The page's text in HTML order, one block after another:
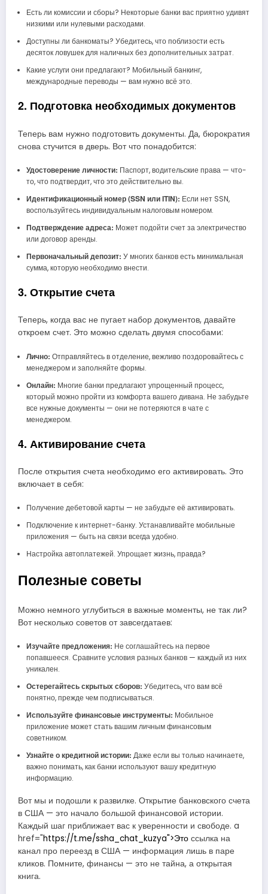
Есть ли комиссии и сборы? Некоторые банки вас приятно удивят
низкими или нулевыми расходами.
Доступны ли банкоматы? Убедитесь, что поблизости есть
десяток ловушек для наличных без дополнительных затрат.
Какие услуги они предлагают? Мобильный банкинг,
международные переводы — вам нужно всё это.
2. Подготовка необходимых документов
Теперь вам нужно подготовить документы. Да, бюрократия
снова стучится в дверь. Вот что понадобится:
Удостоверение личности: Паспорт, водительские права — что-
то, что подтвердит, что это действительно вы.
Идентификационный номер (SSN или ITIN): Если нет SSN,
воспользуйтесь индивидуальным налоговым номером.
Подтверждение адреса: Может подойти счет за электричество
или договор аренды.
Первоначальный депозит: У многих банков есть минимальная
сумма, которую необходимо внести.
3. Открытие счета
Теперь, когда вас не пугает набор документов, давайте
откроем счет. Это можно сделать двумя способами:
Лично: Отправляйтесь в отделение, вежливо поздоровайтесь с
менеджером и заполняйте формы.
Онлайн: Многие банки предлагают упрощенный процесс,
который можно пройти из комфорта вашего дивана. Не забудьте
все нужные документы — они не потеряются в чате с
менеджером.
4. Активирование счета
После открытия счета необходимо его активировать. Это
включает в себя:
Получение дебетовой карты — не забудьте её активировать.
Подключение к интернет-банку. Устанавливайте мобильные
приложения — быть на связи всегда удобно.
Настройка автоплатежей. Упрощает жизнь, правда?
Полезные советы
Можно немного углубиться в важные моменты, не так ли?
Вот несколько советов от завсегдатаев:
Изучайте предложения: Не соглашайтесь на первое
попавшееся. Сравните условия разных банков — каждый из них
уникален.
Остерегайтесь скрытых сборов: Убедитесь, что вам всё
понятно, прежде чем подписываться.
Используйте финансовые инструменты: Мобильное
приложение может стать вашим личным финансовым
советником.
Узнайте о кредитной истории: Даже если вы только начинаете,
важно понимать, как банки используют вашу кредитную
информацию.
Вот мы и подошли к развилке. Открытие банковского счета
в США — это начало большой финансовой истории.
Каждый шаг приближает вас к уверенности и свободе. a
href="https://t.me/ssha_chat_kuzya">Это ссылка на
канал про переезд в США — информация лишь в паре
кликов. Помните, финансы — это не тайна, а открытая
книга.